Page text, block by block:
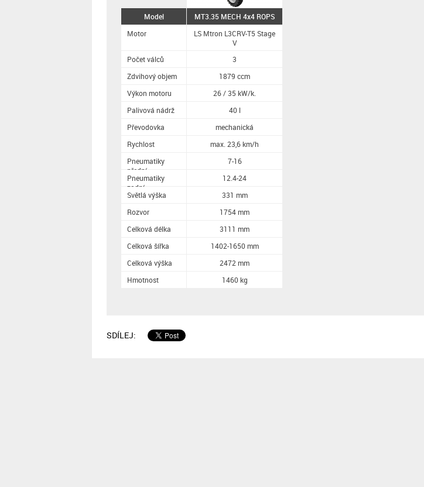
Model
Motor
Počet válců
Zdvihový objem
Výkon motoru
Palivová nádrž
Převodovka
Rychlost
Pneumatiky
přední
Pneumatiky
zadní
Světlá výška
Rozvor
Celková délka
Celková šířka
Celková výška
Hmotnost
MT3.35 MECH 4x4 ROPS
LS Mtron L3CRV-T5 Stage
V
3
1879 ccm
26 / 35 kW/k.
40 l
mechanická
max. 23,6 km/h
7-16
12.4-24
331 mm
1754 mm
3111 mm
1402-1650 mm
2472 mm
1460 kg
SDÍLEJ: